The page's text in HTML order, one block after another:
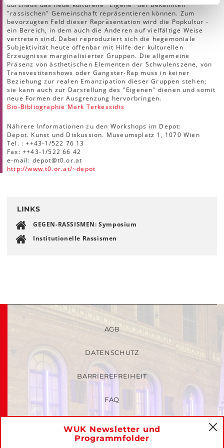
durchaus das neue kulturelle "Eigene" der bekannten
"rassischen" Gemeinschaft repräsentieren können. Zum
bevorzugten Feld dieser Repräsentation wird die Popkultur -
ein Bereich, in dem auch die Anderen auf vielfältige Weise
vertreten sind. Dabei reproduziert sich die hegemoniale
Subjektivität heute offenbar mit Hilfe der kulturellen
Erzeugnisse marginalisierter Gruppen. Die allgemeine
Präsenz von ästhetischen Elementen der Schwulenszene, von
Transvestitenshows oder Gangster-Rap muss in keiner
Beziehung zur realen Emanzipation dieser Gruppen stehen;
sie kann auch zur Darstellung des "Eigenen" dienen und somit
neue Formen der Ausgrenzung hervorbringen.
Bio-Bibliographie Mark Terkessidis
Nährere Informationen zu den Workshops im Depot:
Depot. Kunst und Diskussion. Museumsplatz 1, 1070 Wien
Tel. : ++43-1/522 76 13
Fax: ++43-1/522 66 42
e-mail: depot@t0.or.at
http://www.t0.or.at/~depot
LINKS
GEGEN-RASSISMEN: Symposium
Institutionelle Rassismen
WUK Newsletter und
Programmfolder
AGB
DATENSCHUTZ
BARRIEREFREIHEIT
FAQ